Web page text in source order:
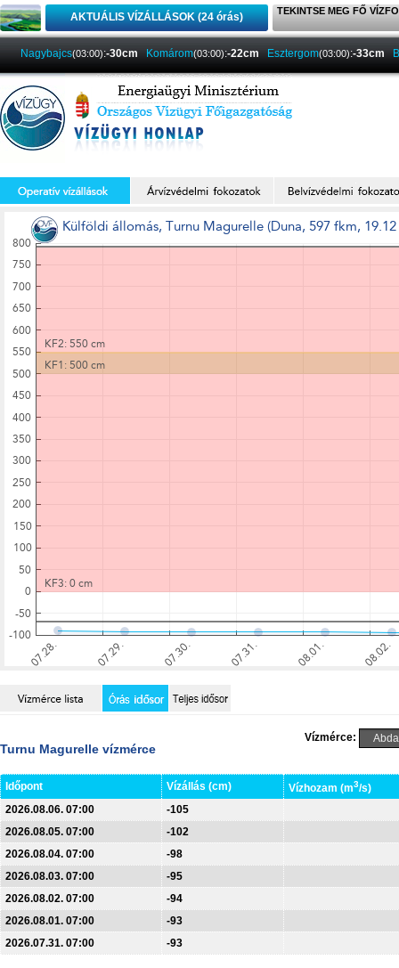
AKTUÁLIS VÍZÁLLÁSOK (24 órás) TEKINTSE MEG FŐ
Nagybajcs(03:00):-30cm Komárom(03:00):-22cm Esztergom(03:00):-33cm
Vízmérce:
Turnu Magurelle vízmérce
Időpont Vízállás (cm) Vízhozam (m3/s)
2026.08.06. 07:00
-105
2026.08.05. 07:00
-102
2026.08.04. 07:00
-98
2026.08.03. 07:00
-95
2026.08.02. 07:00
-94
2026.08.01. 07:00
-93
2026.07.31. 07:00
-93